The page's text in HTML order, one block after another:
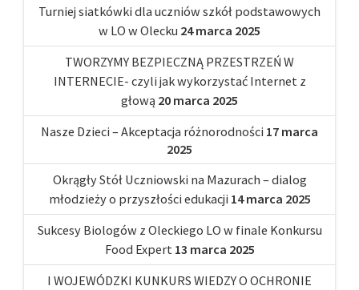
Turniej siatkówki dla uczniów szkół podstawowych
w LO w Olecku 24 marca 2025
TWORZYMY BEZPIECZNĄ PRZESTRZEŃ W
INTERNECIE- czyli jak wykorzystać Internet z
głową 20 marca 2025
Nasze Dzieci – Akceptacja różnorodności 17 marca
2025
Okrągły Stół Uczniowski na Mazurach – dialog
młodzieży o przyszłości edukacji 14 marca 2025
Sukcesy Biologów z Oleckiego LO w finale Konkursu
Food Expert 13 marca 2025
I WOJEWÓDZKI KUNKURS WIEDZY O OCHRONIE